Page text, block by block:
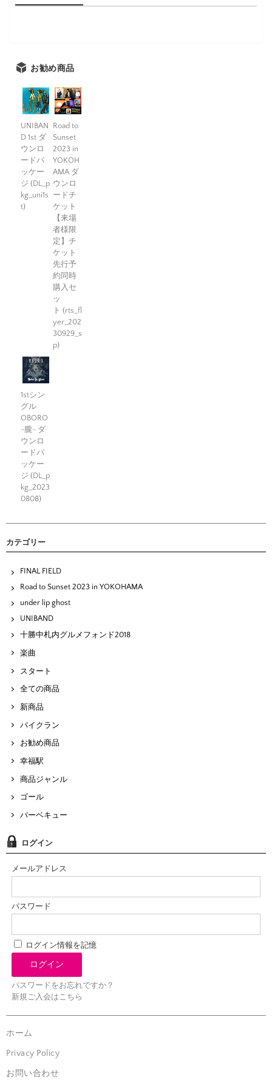
お勧め商品
UNIBAN
D 1st ダ
ウンロ
ードパ
ッケー
ジ (DL_p
kg_uni1s
t)
Road to
Sunset
2023 in
YOKOH
AMA ダ
ウンロ
ードチ
ケット
【来場
者様限
定】チ
ケット
先行予
約同時
購入セ
ッ
ト (rts_fl
yer_202
30929_s
p)
1stシン
グル
OBORO
-朧- ダ
ウンロ
ードパ
ッケー
ジ (DL_p
kg_2023
0808)
カテゴリー
FINAL FIELD
Road to Sunset 2023 in YOKOHAMA
under lip ghost
UNIBAND
十勝中札内グルメフォンド2018
楽曲
スタート
全ての商品
新商品
バイクラン
お勧め商品
幸福駅
商品ジャンル
ゴール
バーベキュー
ログイン
メールアドレス
パスワード
ログイン情報を記憶
パスワードをお忘れですか？
新規ご入会はこちら
ホーム
Privacy Policy
お問い合わせ